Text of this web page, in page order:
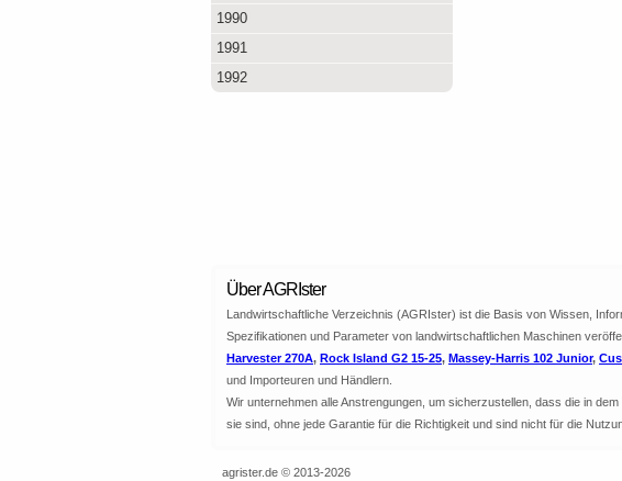
1990
1991
1992
Über AGRIster
Landwirtschaftliche Verzeichnis (AGRIster) ist die Basis von Wissen,
Spezifikationen und Parameter von landwirtschaftlichen Maschinen
Harvester 270A, Rock Island G2 15-25, Massey-Harris 102 Junior,
und Importeuren und Händlern.
Wir unternehmen alle Anstrengungen, um sicherzustellen, dass die in
sie sind, ohne jede Garantie für die Richtigkeit und sind nicht für die
agrister.de © 2013-2026